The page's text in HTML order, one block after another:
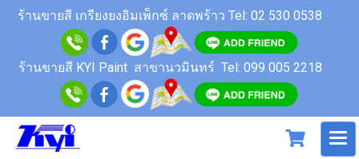
ร้านขายสี เกรียงยงอิมเพ็กซ์ ลาดพร้าว Tel: 02 530 0538
ร้านขายสี KYI Paint สาขานวมินทร์ Tel: 099 005 2218